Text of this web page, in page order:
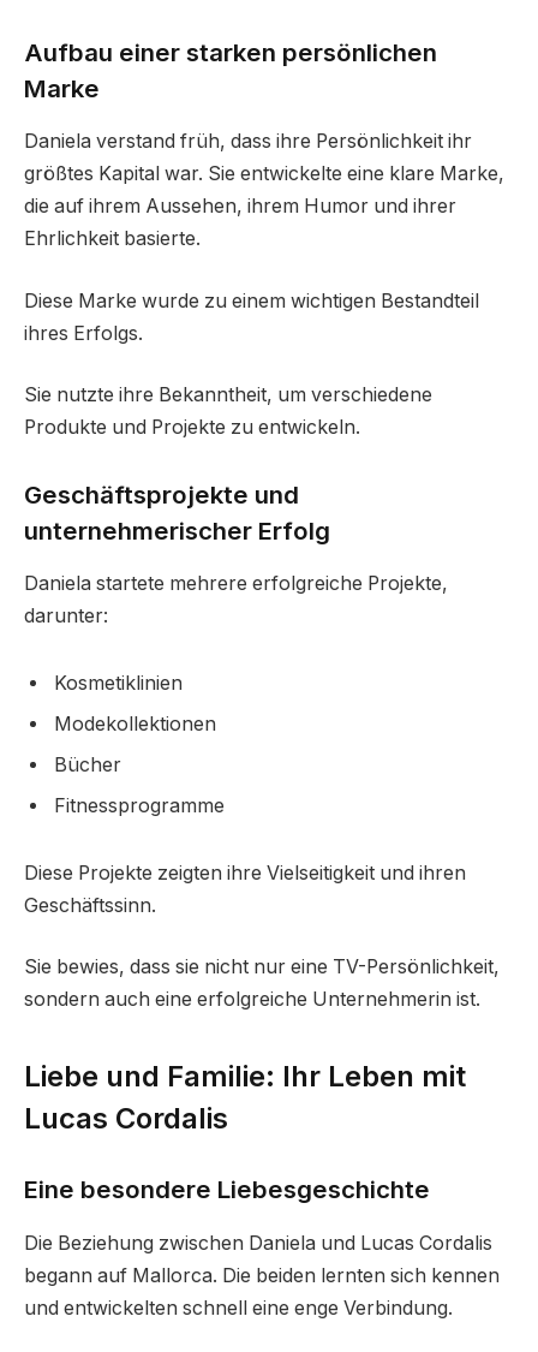
Aufbau einer starken persönlichen
Marke
Daniela verstand früh, dass ihre Persönlichkeit ihr
größtes Kapital war. Sie entwickelte eine klare Marke,
die auf ihrem Aussehen, ihrem Humor und ihrer
Ehrlichkeit basierte.
Diese Marke wurde zu einem wichtigen Bestandteil
ihres Erfolgs.
Sie nutzte ihre Bekanntheit, um verschiedene
Produkte und Projekte zu entwickeln.
Geschäftsprojekte und
unternehmerischer Erfolg
Daniela startete mehrere erfolgreiche Projekte,
darunter:
Kosmetiklinien
Modekollektionen
Bücher
Fitnessprogramme
Diese Projekte zeigten ihre Vielseitigkeit und ihren
Geschäftssinn.
Sie bewies, dass sie nicht nur eine TV-Persönlichkeit,
sondern auch eine erfolgreiche Unternehmerin ist.
Liebe und Familie: Ihr Leben mit
Lucas Cordalis
Eine besondere Liebesgeschichte
Die Beziehung zwischen Daniela und Lucas Cordalis
begann auf Mallorca. Die beiden lernten sich kennen
und entwickelten schnell eine enge Verbindung.